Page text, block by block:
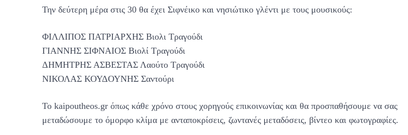
Την δεύτερη μέρα στις 30 θα έχει Σιφνέικο και νησιώτικο γλέντι με τους μουσικούς:
ΦΙΛΛΙΠΟΣ ΠΑΤΡΙΑΡΧΗΣ Βιολι Τραγούδι
ΓΙΑΝΝΗΣ ΣΙΦΝΑΙΟΣ Βιολί Τραγούδι
ΔΗΜΗΤΡΗΣ ΑΣΒΕΣΤΑΣ Λαούτο Τραγούδι
ΝΙΚΟΛΑΣ ΚΟΥΔΟΥΝΗΣ Σαντούρι
Το kaipoutheos.gr όπως κάθε χρόνο στους χορηγούς επικοινωνίας και θα προσπαθήσουμε να σας
μεταδώσουμε το όμορφο κλίμα με ανταποκρίσεις, ζωντανές μεταδόσεις, βίντεο και φωτογραφίες.